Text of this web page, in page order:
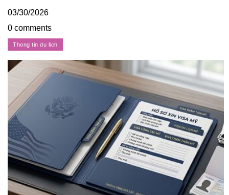
03/30/2026
0 comments